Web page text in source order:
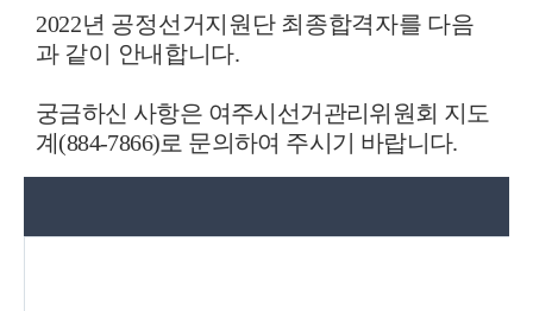
2022년 공정선거지원단 최종합격자를 다음
과 같이 안내합니다.
궁금하신 사항은 여주시선거관리위원회 지도
계(884-7866)로 문의하여 주시기 바랍니다.